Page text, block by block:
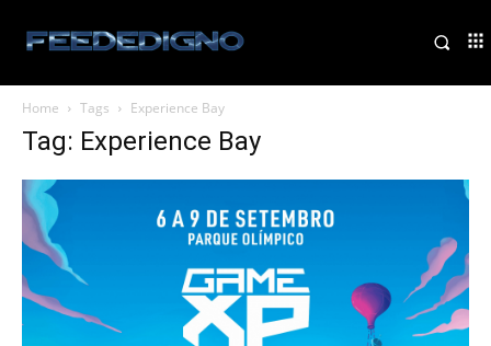
Home Tags Experience Bay
Tag: Experience Bay